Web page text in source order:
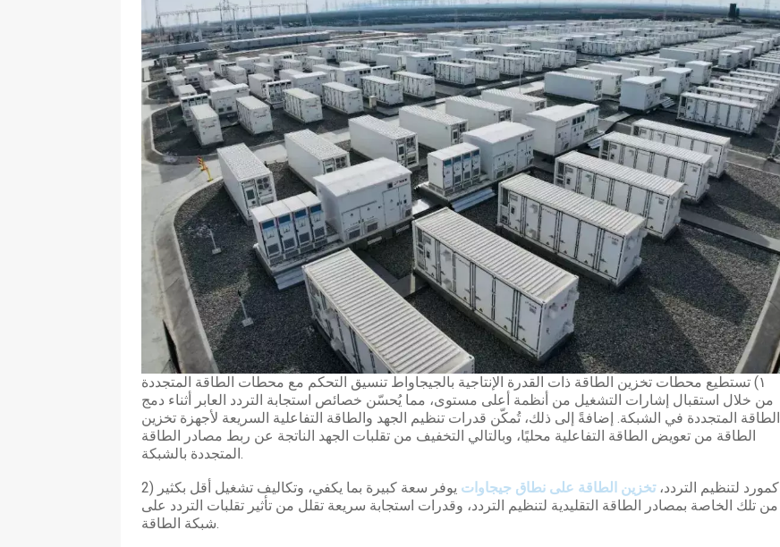
١) تستطيع محطات تخزين الطاقة ذات القدرة الإنتاجية بالجيجاواط تنسيق التحكم مع محطات الطاقة المتجددة
من خلال استقبال إشارات التشغيل من أنظمة أعلى مستوى، مما يُحسّن خصائص استجابة التردد العابر أثناء دمج
الطاقة المتجددة في الشبكة. إضافةً إلى ذلك، تُمكّن قدرات تنظيم الجهد والطاقة التفاعلية السريعة لأجهزة تخزين
الطاقة من تعويض الطاقة التفاعلية محليًا، وبالتالي التخفيف من تقلبات الجهد الناتجة عن ربط مصادر الطاقة
المتجددة بالشبكة.
2) كمورد لتنظيم التردد،تخزين الطاقة على نطاق جيجاوات يوفر سعة كبيرة بما يكفي، وتكاليف تشغيل أقل بكثير
من تلك الخاصة بمصادر الطاقة التقليدية لتنظيم التردد، وقدرات استجابة سريعة تقلل من تأثير تقلبات التردد على
شبكة الطاقة.